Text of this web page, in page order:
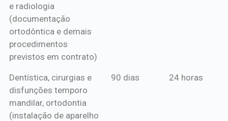
e radiologia
(documentação
ortodôntica e demais
procedimentos
previstos em contrato)
Dentística, cirurgias e
disfunções temporo
mandilar, ortodontia
(instalação de aparelho
90 dias 24 horas